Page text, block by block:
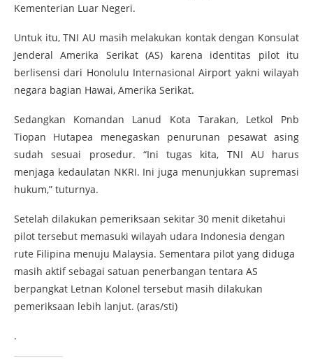
Kementerian Luar Negeri.
Untuk itu, TNI AU masih melakukan kontak dengan Konsulat
Jenderal Amerika Serikat (AS) karena identitas pilot itu
berlisensi dari Honolulu Internasional Airport yakni wilayah
negara bagian Hawai, Amerika Serikat.
Sedangkan Komandan Lanud Kota Tarakan, Letkol Pnb
Tiopan Hutapea menegaskan penurunan pesawat asing
sudah sesuai prosedur. “Ini tugas kita, TNI AU harus
menjaga kedaulatan NKRI. Ini juga menunjukkan supremasi
hukum,” tuturnya.
Setelah dilakukan pemeriksaan sekitar 30 menit diketahui
pilot tersebut memasuki wilayah udara Indonesia dengan
rute Filipina menuju Malaysia. Sementara pilot yang diduga
masih aktif sebagai satuan penerbangan tentara AS
berpangkat Letnan Kolonel tersebut masih dilakukan
pemeriksaan lebih lanjut. (aras/sti)
.